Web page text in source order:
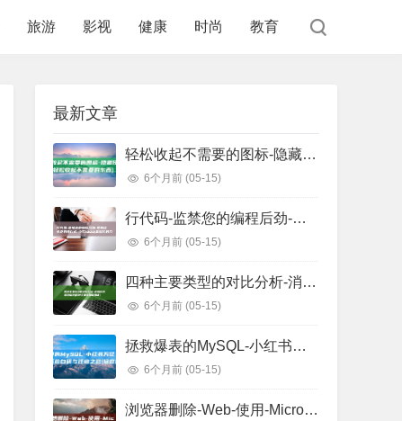
旅游 影视 健康 时尚 教育
最新文章
轻松收起不需要的图标-隐藏任务栏图标 (轻松收起不需要的东西)
6个月前 (05-15)
行代码-监禁您的编程后劲-把握这些正则表白式-少写1000 (监狱代码几位数)
6个月前 (05-15)
四种主要类型的对比分析-消息队列选型指南 (四种主要类型信用证)
6个月前 (05-15)
拯救爆表的MySQL-小红书万亿级存储系统自研与迁移之路 (拯救爆戾男主)
6个月前 (05-15)
浏览器删除-Web-使用-Microsoft-账户 (浏览器删除的视频怎么找回)